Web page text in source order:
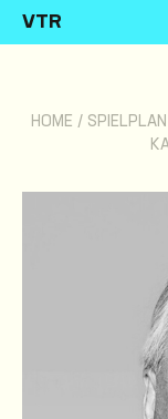
VTR
HOME / SPIELPLAN